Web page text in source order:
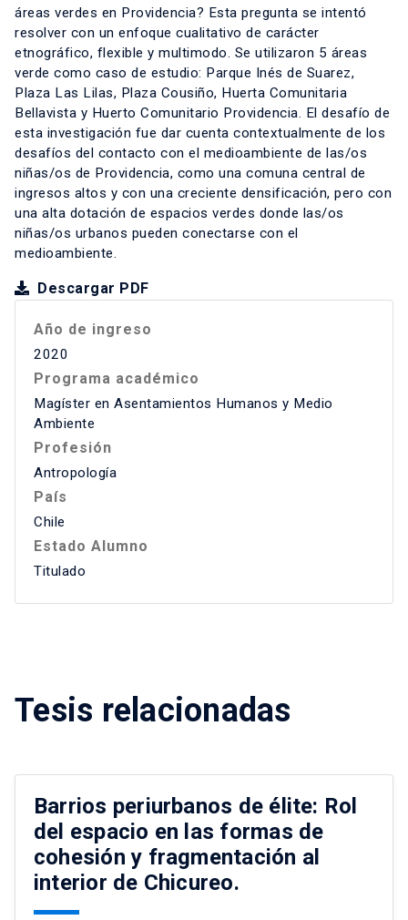
áreas verdes en Providencia? Esta pregunta se intentó
resolver con un enfoque cualitativo de carácter
etnográfico, flexible y multimodo. Se utilizaron 5 áreas
verde como caso de estudio: Parque Inés de Suarez,
Plaza Las Lilas, Plaza Cousiño, Huerta Comunitaria
Bellavista y Huerto Comunitario Providencia. El desafío de
esta investigación fue dar cuenta contextualmente de los
desafíos del contacto con el medioambiente de las/os
niñas/os de Providencia, como una comuna central de
ingresos altos y con una creciente densificación, pero con
una alta dotación de espacios verdes donde las/os
niñas/os urbanos pueden conectarse con el
medioambiente.
Descargar PDF
Año de ingreso
2020
Programa académico
Magíster en Asentamientos Humanos y Medio
Ambiente
Profesión
Antropología
País
Chile
Estado Alumno
Titulado
Tesis relacionadas
Barrios periurbanos de élite: Rol
del espacio en las formas de
cohesión y fragmentación al
interior de Chicureo.